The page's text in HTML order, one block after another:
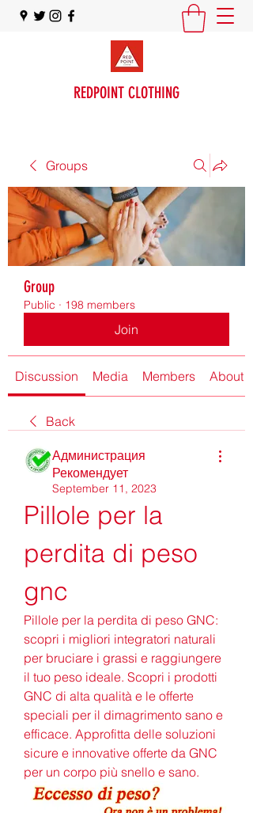
REDPOINT CLOTHING
Groups
Group
Public · 198 members
Join
Discussion Media Members About
Back
Администрация
Рекомендует
September 11, 2023
Pillole per la
perdita di peso
gnc
Pillole per la perdita di peso GNC:
scopri i migliori integratori naturali
per bruciare i grassi e raggiungere
il tuo peso ideale. Scopri i prodotti
GNC di alta qualità e le offerte
speciali per il dimagrimento sano e
efficace. Approfitta delle soluzioni
sicure e innovative offerte da GNC
per un corpo più snello e sano.